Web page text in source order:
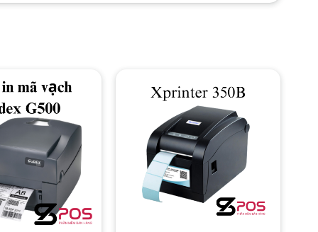
Add to
wishlist
Add to
wishlist